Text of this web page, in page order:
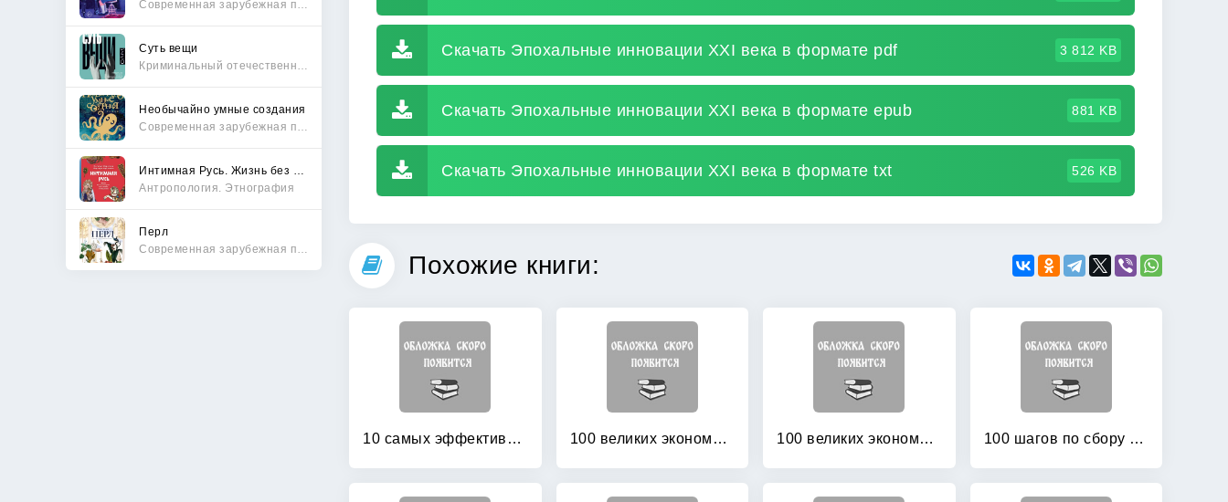
Суть вещи
Необычайно умные создания
Антропология. Этнография
Перл
Скачать Эпохальные инновации XXI века в формате pdf 3 812 KB
Скачать Эпохальные инновации XXI века в формате epub 881 KB
Скачать Эпохальные инновации XXI века в формате txt 526 KB
Похожие книги:
10 самых эффективных способов вложения денег 100 великих экономистов до Кейнса 100 великих экономистов после Кейнса 100 шагов по сбору долгов: Практическое руководство по работе с должниками